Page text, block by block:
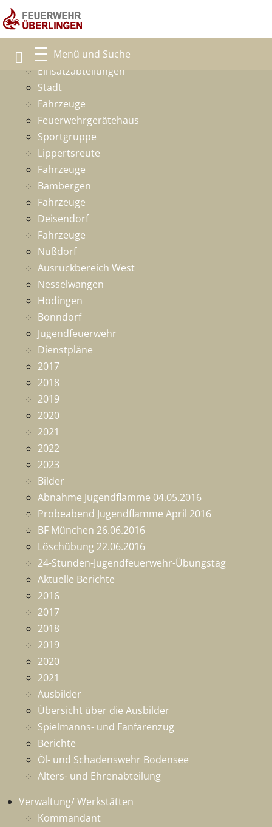
Freiwillige Feuerwehr
Ansprechpartner
Einsatzabteilungen
Stadt
Fahrzeuge
Feuerwehrgerätehaus
Sportgruppe
Lippertsreute
Fahrzeuge
Bambergen
Fahrzeuge
Deisendorf
Fahrzeuge
Nußdorf
Ausrückbereich West
Nesselwangen
Hödingen
Bonndorf
Jugendfeuerwehr
Dienstpläne
2017
2018
2019
2020
2021
2022
2023
Bilder
Abnahme Jugendflamme 04.05.2016
Probeabend Jugendflamme April 2016
BF München 26.06.2016
Löschübung 22.06.2016
24-Stunden-Jugendfeuerwehr-Übungstag
Aktuelle Berichte
2016
2017
2018
2019
2020
2021
Ausbilder
Übersicht über die Ausbilder
Spielmanns- und Fanfarenzug
Berichte
Öl- und Schadenswehr Bodensee
Alters- und Ehrenabteilung
Verwaltung/ Werkstätten
Kommandant